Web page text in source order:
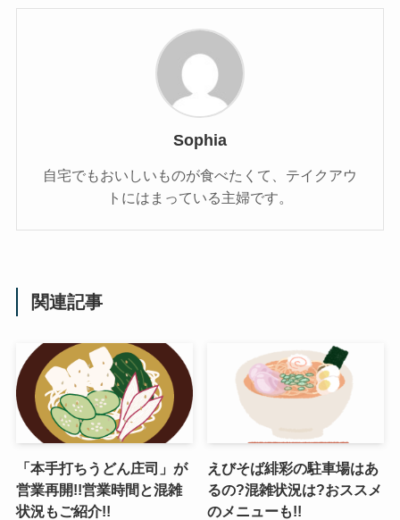
Sophia
自宅でもおいしいものが食べたくて、テイクアウ
トにはまっている主婦です。
関連記事
「本手打ちうどん庄司」が
営業再開!!営業時間と混雑
状況もご紹介!!
えびそば緋彩の駐車場はあ
るの?混雑状況は?おススメ
のメニューも!!